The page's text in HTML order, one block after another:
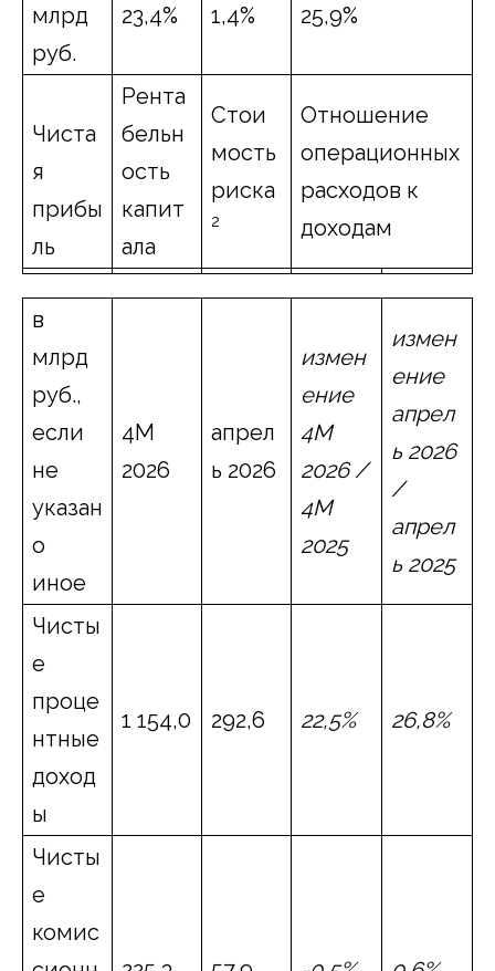
млрд
руб.
23,4% 1,4% 25,9%
Чиста
я
прибы
ль
Рента
бельн
ость
капит
ала
Стои
мость
риска
2
Отношение
операционных
расходов к
доходам
в
млрд
руб.,
если
не
указан
о
иное
4М
2026
апрел
ь 2026
измен
ение
4М
2026 /
4М
2025
измен
ение
апрел
ь 2026
/
апрел
ь 2025
Чисты
е
проце
нтные
доход
ы
1 154,0 292,6 22,5% 26,8%
Чисты
е
комис